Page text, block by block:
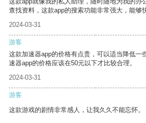
查找资料，这款app的搜索功能非常强大，能够
2024-03-31
游客
这款加速器app的价格有点贵，可以适当降低一
速器app的价格应该在50元以下才比较合理。
2024-03-31
游客
这款游戏的剧情非常感人，让我久久不能忘怀。